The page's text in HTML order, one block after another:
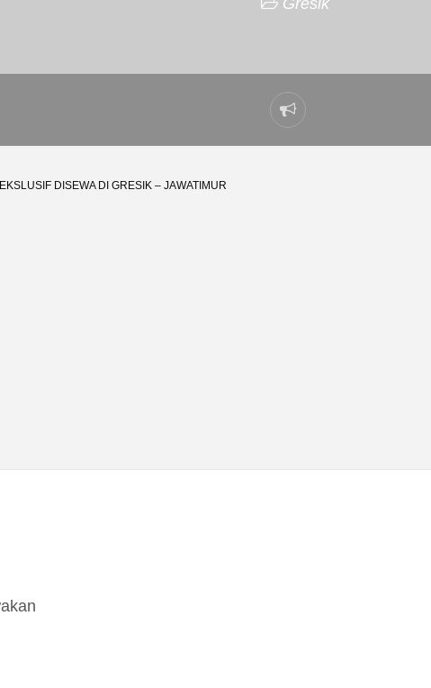
Laporkan
masalah
DISEWA DI GRESIK – JAWATIMUR